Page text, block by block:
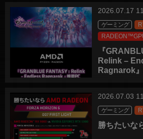
2026.07.17
ゲーミング
『
Relink –
Ragnarok
2026.07.03
ゲーミング
勝ちたいな